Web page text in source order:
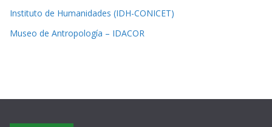
Instituto de Humanidades (IDH-CONICET)
Museo de Antropología – IDACOR